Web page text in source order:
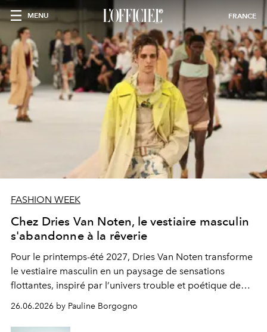
MENU FRANCE
FASHION WEEK
Chez Dries Van Noten, le vestiaire masculin
s'abandonne à la rêverie
Pour le printemps-été 2027, Dries Van Noten transforme
le vestiaire masculin en un paysage de sensations
flottantes, inspiré par l’univers trouble et poétique de
L’Après-midi d’un faune.
26.06.2026 by Pauline Borgogno